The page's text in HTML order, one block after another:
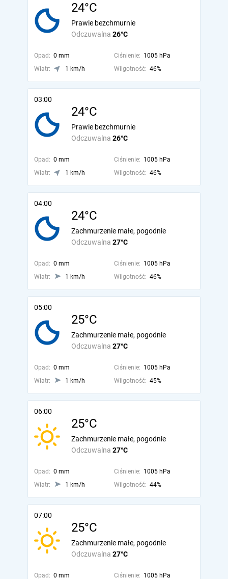
24°C
Odczuwalna 26°C
Prawie bezchmurnie
Opad: 0 mm Ciśnienie: 1005 hPa
Wiatr:
1 km/h Wilgotność: 46%
03:00
24°C
Odczuwalna 26°C
Prawie bezchmurnie
Opad: 0 mm Ciśnienie: 1005 hPa
Wiatr:
1 km/h Wilgotność: 46%
04:00
24°C
Odczuwalna 27°C
Zachmurzenie małe, pogodnie
Opad: 0 mm Ciśnienie: 1005 hPa
Wiatr:
1 km/h Wilgotność: 46%
05:00
25°C
Odczuwalna 27°C
Zachmurzenie małe, pogodnie
Opad: 0 mm Ciśnienie: 1005 hPa
Wiatr:
1 km/h Wilgotność: 45%
06:00
25°C
Odczuwalna 27°C
Zachmurzenie małe, pogodnie
Opad: 0 mm Ciśnienie: 1005 hPa
Wiatr:
1 km/h Wilgotność: 44%
07:00
25°C
Odczuwalna 27°C
Zachmurzenie małe, pogodnie
Opad: 0 mm Ciśnienie: 1005 hPa